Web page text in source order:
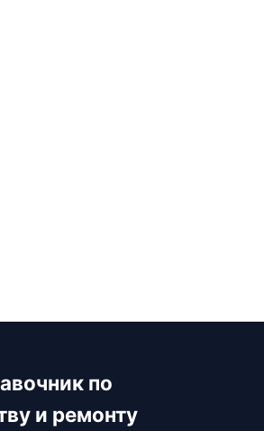
по
и ремонту